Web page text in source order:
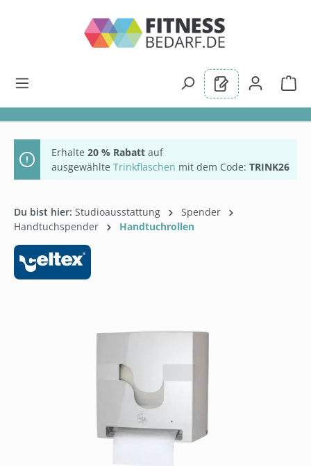
Erhalte 20 % Rabatt auf
ausgewählte Trinkflaschen mit dem Code: TRINK26
Du bist hier: Studioausstattung
Spender
Handtuchspender
Handtuchrollen